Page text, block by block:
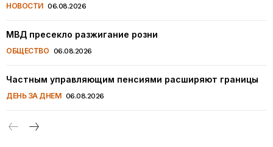
НОВОСТИ 06.08.2026
МВД пресекло разжигание розни
ОБЩЕСТВО 06.08.2026
Частным управляющим пенсиями расширяют границы
ДЕНЬ ЗА ДНЕМ 06.08.2026